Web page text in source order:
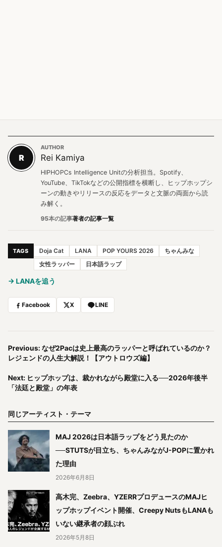
R
AUTHOR
Rei Kamiya
HIPHOPCs Intelligence Unitの分析担当。Spotify、
YouTube、TikTokなどの公開指標を横断し、ヒップホップシ
ーンの動きやリリースの反応をデータと文脈の両面から読
み解く。
95本の記事著者の記事一覧
TAGS Doja Cat LANA POP YOURS 2026
ちゃんみな
女性ラッパー
日本語ラップ
→ LANAを追う
Facebook X LINE
Previous: なぜ2Pacは史上最高のラッパーと呼ばれているのか？
レジェンドの人生大解説！【アウトロウズ編】
Next: ヒップホップは、裁かれながら殿堂に入る──2026年後半
「法廷と殿堂」の年表
同じアーティスト・テーマ
MAJ 2026は日本語ラップをどう見たのか
──STUTSが目立ち、ちゃんみながJ-POPに置かれ
た理由
2026年6月8日
高木完、Zeebra、YZERRプロデュースのMAJヒ
ップホップイベント開催、Creepy NutsもLANAも
いない継承者の顔ぶれ
2026年5月8日